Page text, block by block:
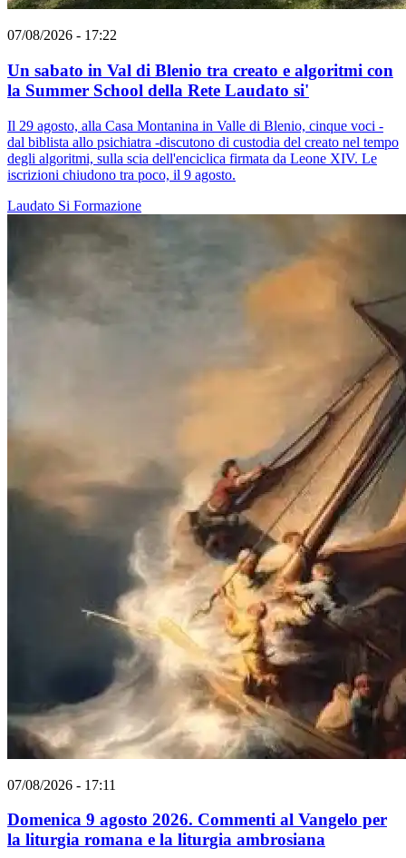
07/08/2026 - 17:22
Un sabato in Val di Blenio tra creato e algoritmi con
la Summer School della Rete Laudato si'
Il 29 agosto, alla Casa Montanina in Valle di Blenio, cinque voci -
dal biblista allo psichiatra -discutono di custodia del creato nel tempo
degli algoritmi, sulla scia dell'enciclica firmata da Leone XIV. Le
iscrizioni chiudono tra poco, il 9 agosto.
Laudato Si Formazione
07/08/2026 - 17:11
Domenica 9 agosto 2026. Commenti al Vangelo per
la liturgia romana e la liturgia ambrosiana